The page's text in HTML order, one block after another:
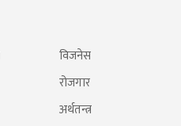
विजनेस
रोजगार
अर्थतन्त्र